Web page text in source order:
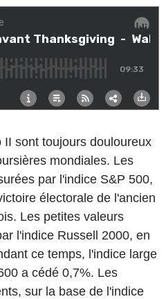
sont toujours douloureux
mondiales. Les
par l'indice S&P 500,
électorale de l'ancien
Les petites valeurs
l'indice Russell 2000, en
ce temps, l'indice large
a cédé 0,7%. Les
sur la base de l'indice